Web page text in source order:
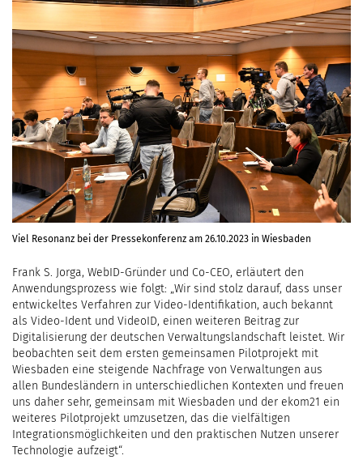
Viel Resonanz bei der Pressekonferenz am 26.10.2023 in Wiesbaden
Frank S. Jorga, WebID-Gründer und Co-CEO, erläutert den
Anwendungsprozess wie folgt: „Wir sind stolz darauf, dass unser
entwickeltes Verfahren zur Video-Identifikation, auch bekannt
als Video-Ident und VideoID, einen weiteren Beitrag zur
Digitalisierung der deutschen Verwaltungslandschaft leistet. Wir
beobachten seit dem ersten gemeinsamen Pilotprojekt mit
Wiesbaden eine steigende Nachfrage von Verwaltungen aus
allen Bundesländern in unterschiedlichen Kontexten und freuen
uns daher sehr, gemeinsam mit Wiesbaden und der ekom21 ein
weiteres Pilotprojekt umzusetzen, das die vielfältigen
Integrationsmöglichkeiten und den praktischen Nutzen unserer
Technologie aufzeigt“.